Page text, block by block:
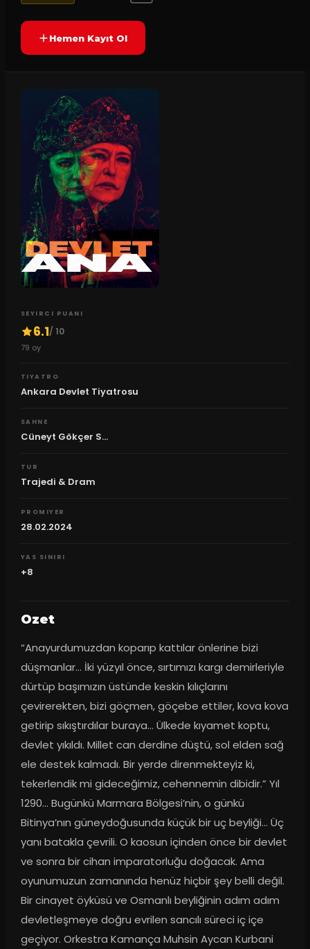
Hemen Kayıt Ol
SEYIRCI PUANI
6.1/ 10
79 oy
TIYATRO
Ankara Devlet Tiyatrosu
SAHNE
Cüneyt Gökçer S...
TUR
Trajedi & Dram
PROMIYER
28.02.2024
YAS SINIRI
+8
Ozet
“Anayurdumuzdan koparıp kattılar önlerine bizi
düşmanlar... İki yüzyıl önce, sırtımızı kargı demirleriyle
dürtüp başımızın üstünde keskin kılıçlarını
çevirerekten, bizi göçmen, göçebe ettiler, kova kova
getirip sıkıştırdılar buraya... Ülkede kıyamet koptu,
devlet yıkıldı. Millet can derdine düştü, sol elden sağ
ele destek kalmadı. Bir yerde direnmekteyiz ki,
tekerlendik mi gideceğimiz, cehennemin dibidir.” Yıl
1290… Bugünkü Marmara Bölgesi’nin, o günkü
Bitinya’nın güneydoğusunda küçük bir uç beyliği… Üç
yanı batakla çevrili. O kaosun içinden önce bir devlet
ve sonra bir cihan imparatorluğu doğacak. Ama
oyunumuzun zamanında henüz hiçbir şey belli değil.
Bir cinayet öyküsü ve Osmanlı beyliğinin adım adım
devletleşmeye doğru evrilen sancılı süreci iç içe
geçiyor. Orkestra Kamança Muhsin Aycan Kurbani